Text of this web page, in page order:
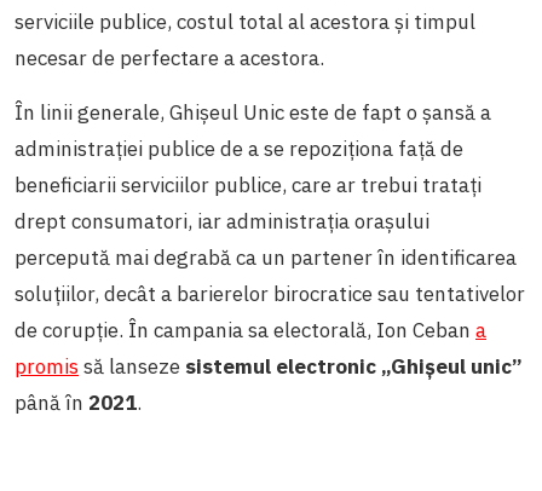
serviciile publice, costul total al acestora și timpul
necesar de perfectare a acestora.
În linii generale, Ghișeul Unic este de fapt o șansă a
administrației publice de a se repoziționa față de
beneficiarii serviciilor publice, care ar trebui tratați
drept consumatori, iar administrația orașului
percepută mai degrabă ca un partener în identificarea
soluțiilor, decât a barierelor birocratice sau tentativelor
de corupție. În campania sa electorală, Ion Ceban a
promissă lanseze sistemul electronic „Ghișeul unic”
până în 2021.